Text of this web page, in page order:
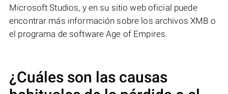
Microsoft Studios, y en su sitio web oficial puede
encontrar más información sobre los archivos XMB o
el programa de software Age of Empires.
¿Cuáles son las causas